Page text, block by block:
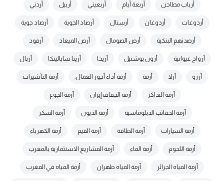
أرباب مطاحن أربعة أيام أربعيني أربيل أردني
أردوغات أردوغان أرسنال أرصاد الجوية أرصاد جوية
أرصدتهم البنكية أرض الصومال أرض الميعاد أرفود
أرواح غيوانية أرون بوشنيل أريحا أرينا سابالينكا أزبال
أزرو أزلا أزمة أزمة أداء أجور العمال. أزمة التأشيرات
أزمة التذاكر أزمة الجفاف إيران أزمة الجوع
أزمة الحقائب الدبلوماسية أزمة الديون أزمة السكر
أزمة السيارات أزمة الطاقة أزمة القيم أزمة الكهرباء
أزمة اللحوم أزمة الماء أزمة المشاريع الاستثمارية بالمغرب
أزمة المياه الجزائر أزمة المياه طهران أزمة المياه في المغرب